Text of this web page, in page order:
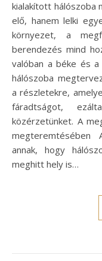
kialakított hálószoba
elő, hanem lelki
környezet, a
berendezés mind
valóban a béke és
hálószoba
a részletekre,
fáradtságot,
közérzetünket. A
megteremtésében
annak, hogy
meghitt hely is…